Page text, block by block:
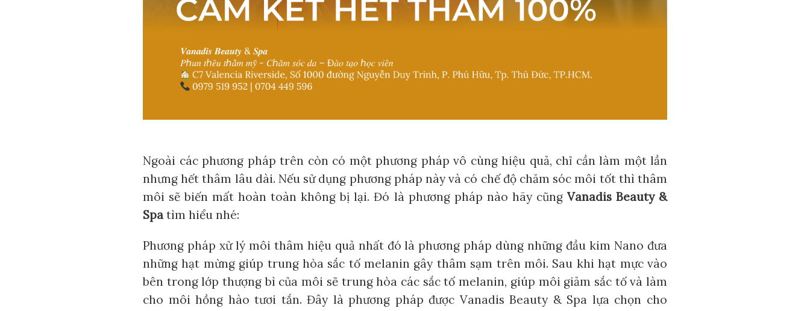
Ngoài các phương pháp trên còn có một phương pháp vô cùng hiệu quả, chỉ cần làm một lần
nhưng hết thâm lâu dài. Nếu sử dụng phương pháp này và có chế độ chăm sóc môi tốt thì thâm
môi sẽ biến mất hoàn toàn không bị lại. Đó là phương pháp nào hãy cũng Vanadis Beauty &
Spa tìm hiểu nhé:
Phương pháp xử lý môi thâm hiệu quả nhất đó là phương pháp dùng những đầu kim Nano đưa
những hạt mừng giúp trung hòa sắc tố melanin gây thâm sạm trên môi. Sau khi hạt mực vào
bên trong lớp thượng bì của môi sẽ trung hòa các sắc tố melanin, giúp môi giảm sắc tố và làm
cho môi hồng hào tươi tắn. Đây là phương pháp được Vanadis Beauty & Spa lựa chọn cho